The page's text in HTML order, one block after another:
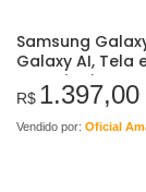
Samsung
Galaxy AI, Tela
Frequência,
de coração,
R$ 1.397,00
Vendido por: Oficial